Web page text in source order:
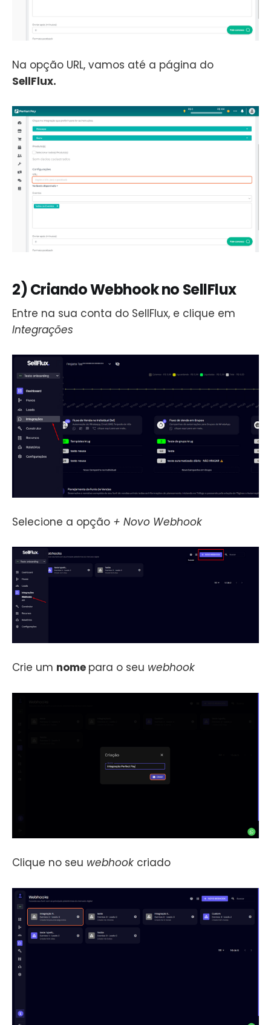
Na opção URL, vamos até a página do
SellFlux.
2) Criando Webhook no SellFlux
Entre na sua conta do SellFlux, e clique em
Integrações
Selecione a opção + Novo Webhook
Crie um nome para o seu webhook
Clique no seu webhook criado